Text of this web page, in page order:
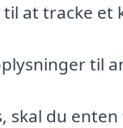
at tracke et
til
skal du